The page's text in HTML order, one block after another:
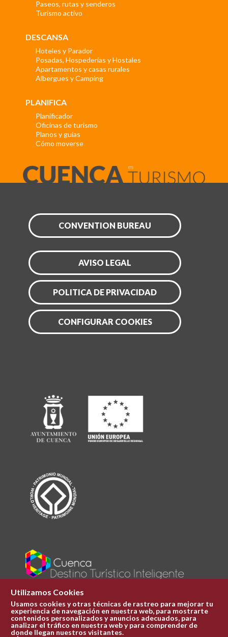
Paseos, rutas y senderos
Turismo activo
DESCANSA
Hoteles y Parador
Posadas, Hospederías y Hostales
Apartamentos y casas rurales
Albergues y Camping
PLANIFICA
Planificador
Oficinas de turismo
Planos y guías
Cómo moverse
CONVENTION BUREAU
AVISO LEGAL
POLITICA DE PRIVACIDAD
CONFIGURAR COOKIES
Plaza Mayor 1
969 241 051
Utilizamos Cookies
Usamos cookies y otras técnicas de rastreo para mejorar tu
experiencia de navegación en nuestra web, para mostrarte
contenidos personalizados y anuncios adecuados, para
analizar el tráfico en nuestra web y para comprender de
donde llegan nuestros visitantes.